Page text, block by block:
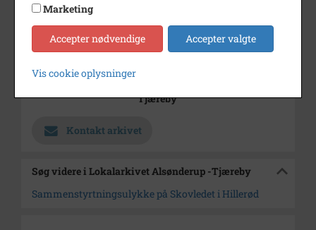
Se på kort
Type
Kommune (1970-2050)
Tjæreby
Kontakt arkivet
Søg videre i Lokalarkivet Alsønderup -Tjæreby
Sammenstyrtningsulykke på Skovledet i Hillerød
Marketing
Accepter nødvendige Accepter valgte
Vis cookie oplysninger